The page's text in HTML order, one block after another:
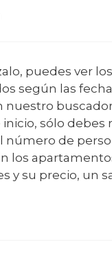
puedes ver
según las
nuestro
sólo debes
número de
los
y su precio, un